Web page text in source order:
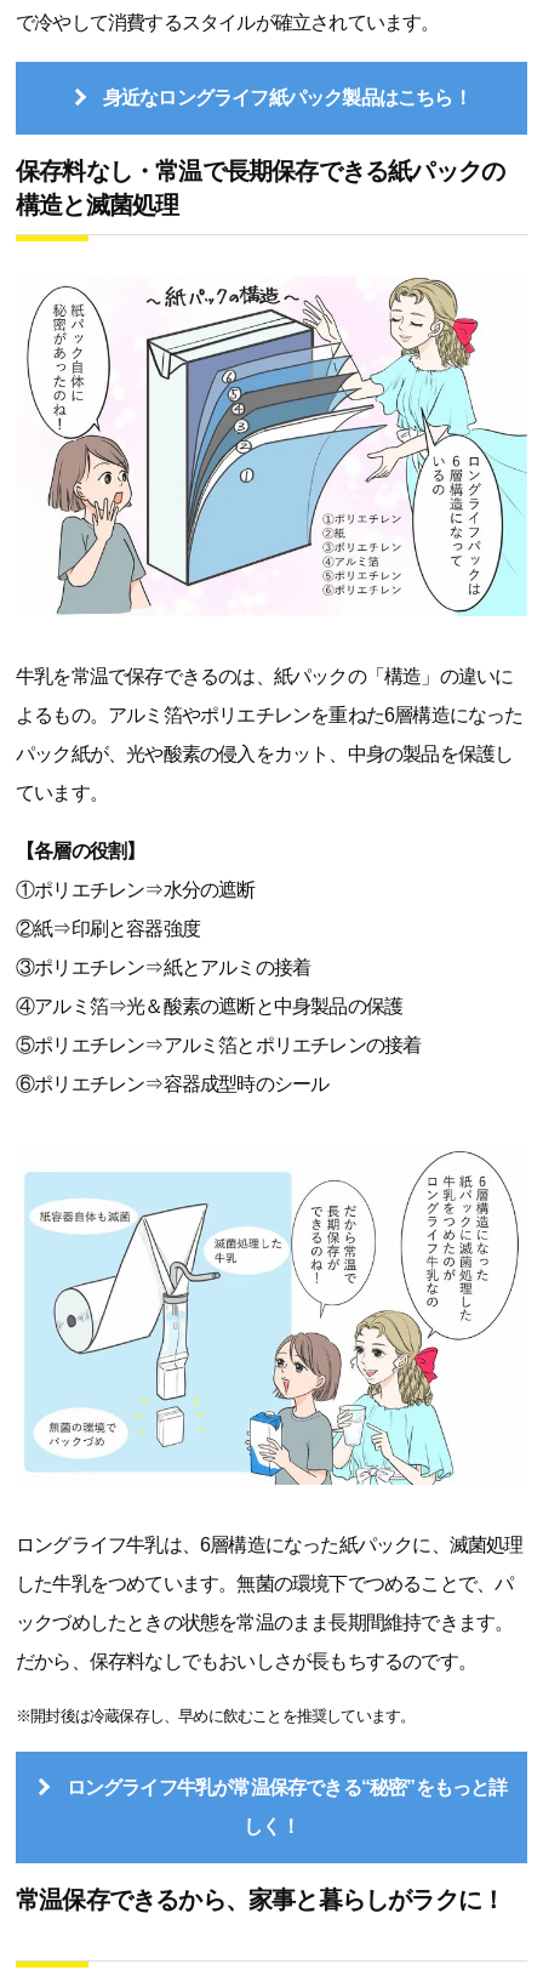
で冷やして消費するスタイルが確立されています。
身近なロングライフ紙パック製品はこちら！
保存料なし・常温で長期保存できる紙パックの
構造と滅菌処理
牛乳を常温で保存できるのは、紙パックの「構造」の違いに
よるもの。アルミ箔やポリエチレンを重ねた6層構造になった
パック紙が、光や酸素の侵入をカット、中身の製品を保護し
ています。
【各層の役割】
①ポリエチレン⇒水分の遮断
②紙⇒印刷と容器強度
③ポリエチレン⇒紙とアルミの接着
④アルミ箔⇒光＆酸素の遮断と中身製品の保護
⑤ポリエチレン⇒アルミ箔とポリエチレンの接着
⑥ポリエチレン⇒容器成型時のシール
ロングライフ牛乳は、6層構造になった紙パックに、滅菌処理
した牛乳をつめています。無菌の環境下でつめることで、パ
ックづめしたときの状態を常温のまま長期間維持できます。
だから、保存料なしでもおいしさが長もちするのです。
※開封後は冷蔵保存し、早めに飲むことを推奨しています。
ロングライフ牛乳が常温保存できる“秘密”をもっと詳
しく！
常温保存できるから、家事と暮らしがラクに！